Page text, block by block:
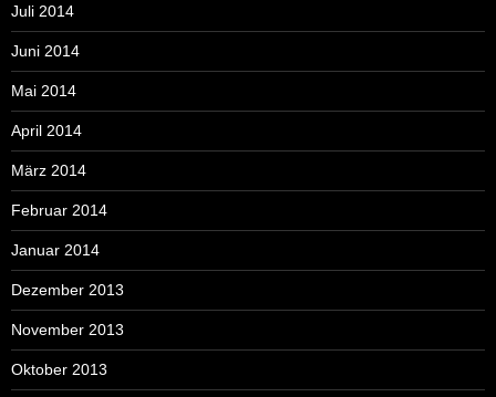
Juli 2014
Juni 2014
Mai 2014
April 2014
März 2014
Februar 2014
Januar 2014
Dezember 2013
November 2013
Oktober 2013